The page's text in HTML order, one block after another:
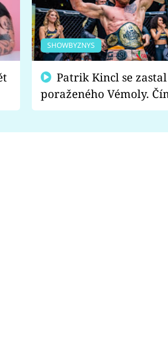
SHOWBYZNYS
poraženého Vémoly.
fanoušci naštvali?